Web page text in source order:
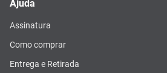
Ajuda
Assinatura
Como comprar
Entrega e Retirada